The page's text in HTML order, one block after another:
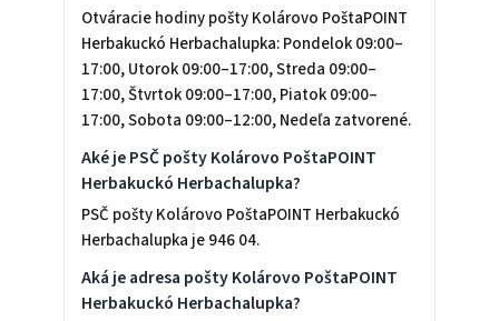
Otváracie hodiny pošty Kolárovo PoštaPOINT
Herbakuckó Herbachalupka: Pondelok 09:00–
17:00, Utorok 09:00–17:00, Streda 09:00–
17:00, Štvrtok 09:00–17:00, Piatok 09:00–
17:00, Sobota 09:00–12:00, Nedeľa zatvorené.
Aké je PSČ pošty Kolárovo PoštaPOINT
Herbakuckó Herbachalupka?
PSČ pošty Kolárovo PoštaPOINT Herbakuckó
Herbachalupka je 946 04.
Aká je adresa pošty Kolárovo PoštaPOINT
Herbakuckó Herbachalupka?